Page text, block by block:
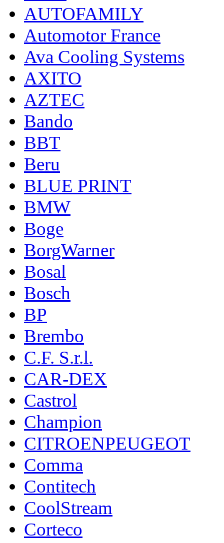
AUTOFAMILY
Automotor France
Ava Cooling Systems
AXITO
AZTEC
Bando
BBT
Beru
BLUE PRINT
BMW
Boge
BorgWarner
Bosal
Bosch
BP
Brembo
C.F. S.r.l.
CAR-DEX
Castrol
Champion
CITROENPEUGEOT
Comma
Contitech
CoolStream
Corteco